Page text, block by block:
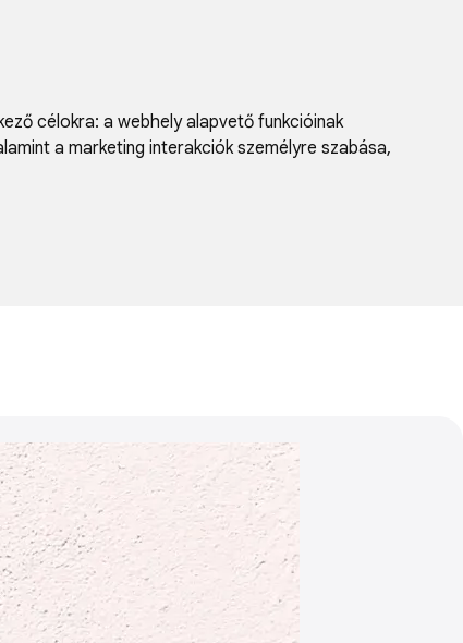
célokra: a webhely alapvető funkcióinak
a marketing interakciók személyre szabása,